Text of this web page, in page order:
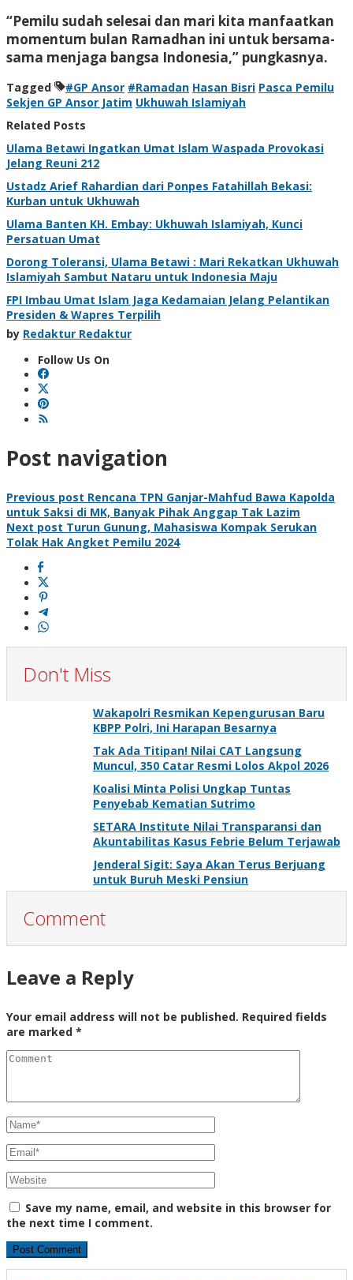
“Pemilu sudah selesai dan mari kita manfaatkan
momentum bulan Ramadhan ini untuk bersama-
sama menjaga bangsa Indonesia,” pungkasnya.
Tagged #GP Ansor #Ramadan Hasan Bisri Pasca Pemilu
Sekjen GP Ansor Jatim Ukhuwah Islamiyah
Related Posts
Ulama Betawi Ingatkan Umat Islam Waspada Provokasi
Jelang Reuni 212
Ustadz Arief Rahardian dari Ponpes Fatahillah Bekasi:
Kurban untuk Ukhuwah
Ulama Banten KH. Embay: Ukhuwah Islamiyah, Kunci
Persatuan Umat
Dorong Toleransi, Ulama Betawi : Mari Rekatkan Ukhuwah
Islamiyah Sambut Nataru untuk Indonesia Maju
FPI Imbau Umat Islam Jaga Kedamaian Jelang Pelantikan
Presiden & Wapres Terpilih
by Redaktur Redaktur
Follow Us On
Post navigation
Previous post Rencana TPN Ganjar-Mahfud Bawa Kapolda
untuk Saksi di MK, Banyak Pihak Anggap Tak Lazim
Next post Turun Gunung, Mahasiswa Kompak Serukan
Tolak Hak Angket Pemilu 2024
Don't Miss
Wakapolri Resmikan Kepengurusan Baru
KBPP Polri, Ini Harapan Besarnya
Tak Ada Titipan! Nilai CAT Langsung
Muncul, 350 Catar Resmi Lolos Akpol 2026
Koalisi Minta Polisi Ungkap Tuntas
Penyebab Kematian Sutrimo
SETARA Institute Nilai Transparansi dan
Akuntabilitas Kasus Febrie Belum Terjawab
Jenderal Sigit: Saya Akan Terus Berjuang
untuk Buruh Meski Pensiun
Comment
Leave a Reply
Your email address will not be published. Required fields
are marked *
Save my name, email, and website in this browser for
the next time I comment.